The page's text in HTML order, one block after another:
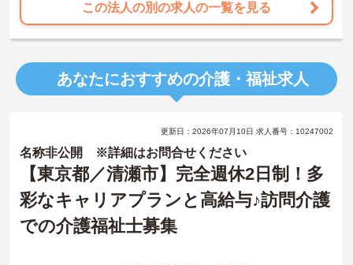
この法人の別の求人の一覧を見る
あなたにおすすめの介護・福祉求人
更新日：2026年07月10日 求人番号：10247002
名称非公開 ※詳細はお問合せください
【東京都／清瀬市】完全週休2日制！多
彩なキャリアプランと高給与♪訪問介護
での介護福祉士募集